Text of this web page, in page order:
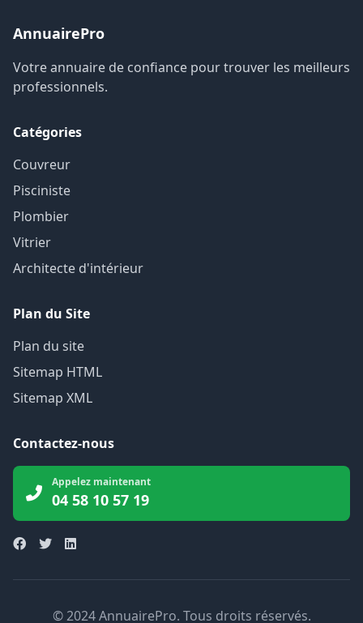
AnnuairePro
Votre annuaire de confiance pour trouver les meilleurs
professionnels.
Catégories
Couvreur
Pisciniste
Plombier
Vitrier
Architecte d'intérieur
Plan du Site
Plan du site
Sitemap HTML
Sitemap XML
Contactez-nous
Appelez maintenant
04 58 10 57 19
© 2024 AnnuairePro. Tous droits réservés.